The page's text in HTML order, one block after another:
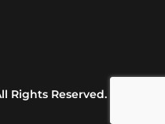
Rights Reserved.